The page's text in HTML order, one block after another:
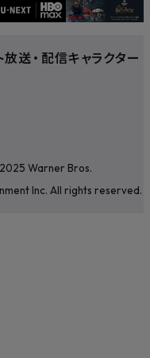
放送・ 配信キャラクター
Warner Bros.
Inc. All rights reserved.